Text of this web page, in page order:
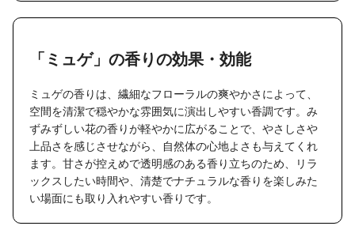
「ミュゲ」の香りの効果・効能
ミュゲの香りは、繊細なフローラルの爽やかさによって、
空間を清潔で穏やかな雰囲気に演出しやすい香調です。み
ずみずしい花の香りが軽やかに広がることで、やさしさや
上品さを感じさせながら、自然体の心地よさも与えてくれ
ます。甘さが控えめで透明感のある香り立ちのため、リラ
ックスしたい時間や、清楚でナチュラルな香りを楽しみた
い場面にも取り入れやすい香りです。